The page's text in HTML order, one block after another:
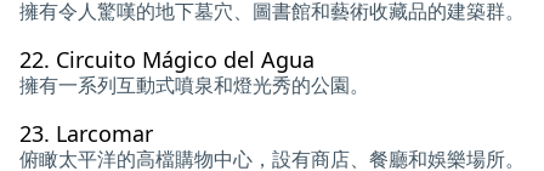
擁有令人驚嘆的地下墓穴、圖書館和藝術收藏品的建築群。
22. Circuito Mágico del Agua
擁有一系列互動式噴泉和燈光秀的公園。
23. Larcomar
俯瞰太平洋的高檔購物中心，設有商店、餐廳和娛樂場所。